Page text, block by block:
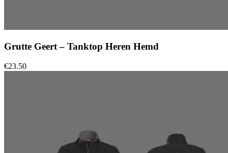
Grutte Geert – Tanktop Heren Hemd
€23.50